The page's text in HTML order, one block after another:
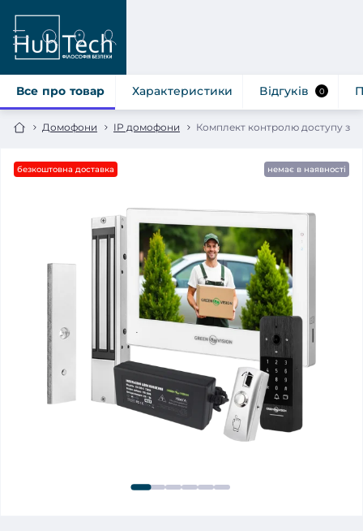
Домофони IP домофони Комплект контролю доступу з
Все про товар Характеристики Відгуків 0
безкоштовна доставка немає в наявності